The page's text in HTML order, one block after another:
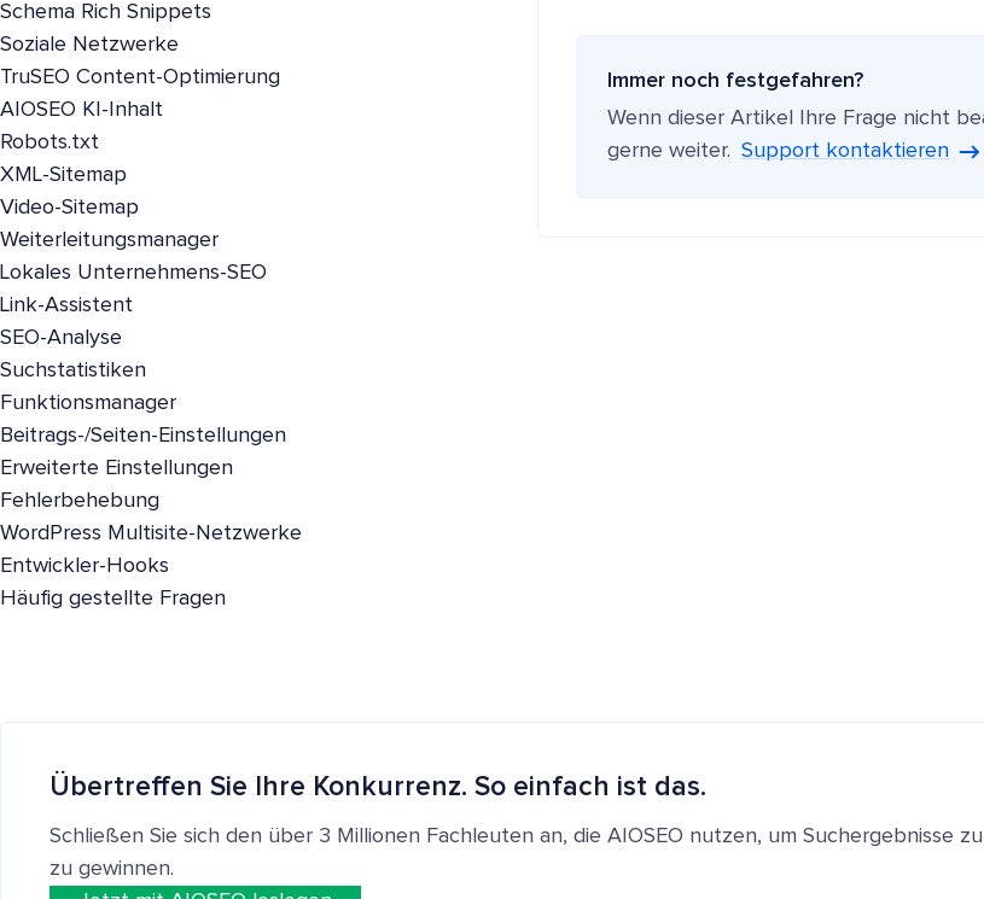
Immer noch festgefahren?
Wenn dieser Artikel Ihre Frage nicht
gerne weiter. Support kontaktieren
Schema Rich Snippets
Soziale Netzwerke
TruSEO Content-Optimierung
AIOSEO KI-Inhalt
Robots.txt
XML-Sitemap
Video-Sitemap
Weiterleitungsmanager
Lokales Unternehmens-SEO
Link-Assistent
SEO-Analyse
Suchstatistiken
Funktionsmanager
Beitrags-/Seiten-Einstellungen
Erweiterte Einstellungen
Fehlerbehebung
WordPress Multisite-Netzwerke
Entwickler-Hooks
Häufig gestellte Fragen
Übertreffen Sie Ihre Konkurrenz. So einfach ist das.
Schließen Sie sich den über 3 Millionen Fachleuten an, die AIOSEO nutzen, um Suchergebnisse
zu gewinnen.